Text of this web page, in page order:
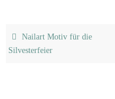
Nailart Motiv für die
Silvesterfeier